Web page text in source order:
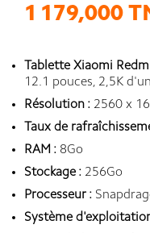
1 179,000
Tablette Xiaomi
12.1 pouces, 2,5K
Résolution : 2560 x
Taux de
RAM : 8Go
Stockage : 256Go
Processeur :
Système